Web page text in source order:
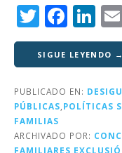
T
w
it
te
r
F
a
c
e
b
o
Li
n
k
e
dI
n
SIGUE LEYENDO →
PUBLICADO EN:
PÚBLICAS POLÍTICAS
FAMILIAS
ARCHIVADO POR:
FAMILIARES